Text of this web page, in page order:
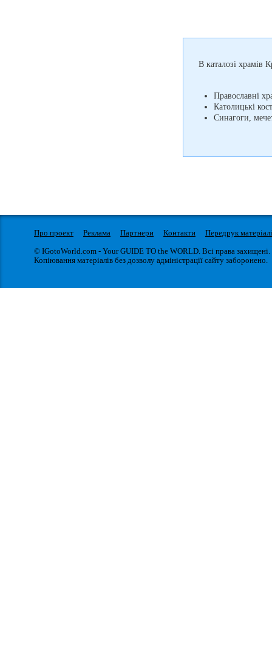
В каталозі храмів
Православні
Католицькі
Синагоги,
Про проект Реклама Партнери Контакти
Передрук
© IGotoWorld.com - Your GUIDE TO the WORLD. Всі права захищені.
Копіювання матеріалів без дозволу адміністрації сайту заборонено.